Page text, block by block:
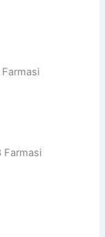
Farmasi